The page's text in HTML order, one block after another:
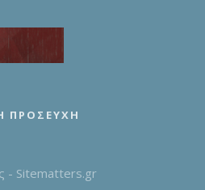
ΠΡΟΣΕΥΧΉ
- Sitematters.gr